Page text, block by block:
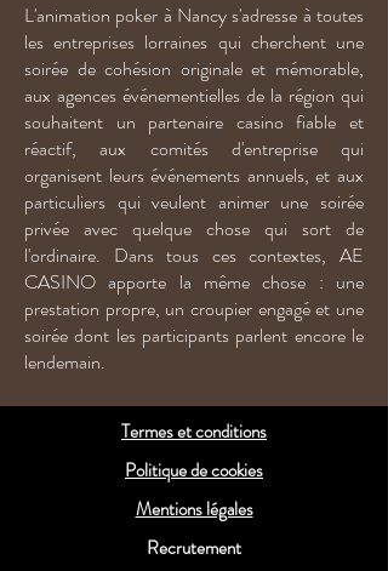
L'animation poker à Nancy s'adresse à toutes
les entreprises lorraines qui cherchent une
soirée de cohésion originale et mémorable,
aux agences événementielles de la région qui
souhaitent un partenaire casino fiable et
réactif, aux comités d'entreprise qui
organisent leurs événements annuels, et aux
particuliers qui veulent animer une soirée
privée avec quelque chose qui sort de
l'ordinaire. Dans tous ces contextes, AE
CASINO apporte la même chose : une
prestation propre, un croupier engagé et une
soirée dont les participants parlent encore le
lendemain.
Termes et conditions
Politique de cookies
Mentions légales
Recrutement